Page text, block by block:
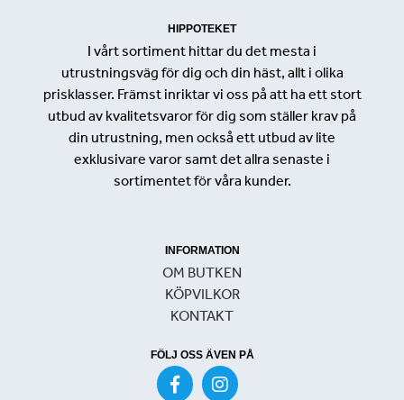
HIPPOTEKET
I vårt sortiment hittar du det mesta i
utrustningsväg för dig och din häst, allt i olika
prisklasser. Främst inriktar vi oss på att ha ett stort
utbud av kvalitetsvaror för dig som ställer krav på
din utrustning, men också ett utbud av lite
exklusivare varor samt det allra senaste i
sortimentet för våra kunder.
INFORMATION
OM BUTKEN
KÖPVILKOR
KONTAKT
FÖLJ OSS ÄVEN PÅ